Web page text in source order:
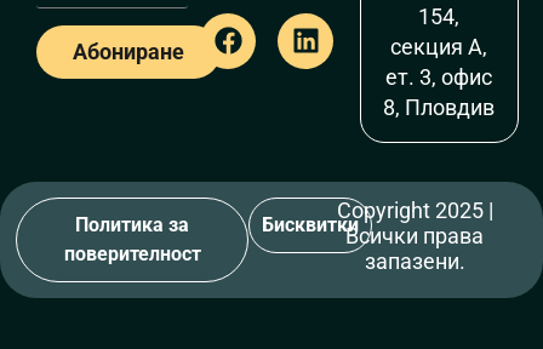
Абониране
154,
секция А,
ет. 3, офис
8, Пловдив
Политика за
поверителност
Бисквитки
Copyright 2025 |
Всички права
запазени.